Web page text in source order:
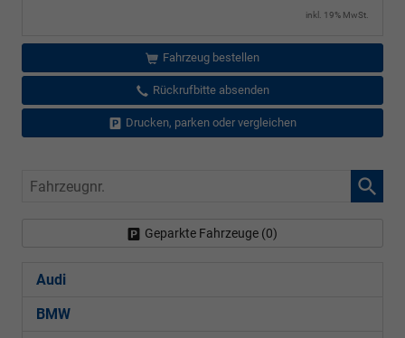
inkl. 19% MwSt.
Fahrzeug bestellen
Rückrufbitte absenden
Drucken, parken oder vergleichen
Fahrzeugnr.
Geparkte Fahrzeuge (0)
Audi
BMW